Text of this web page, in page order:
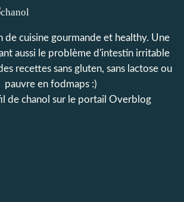
de cuisine gourmande et healthy. Une
aussi le problème d'intestin irritable
recettes sans gluten, sans lactose ou
pauvre en fodmaps :)
de chanol sur le portail Overblog